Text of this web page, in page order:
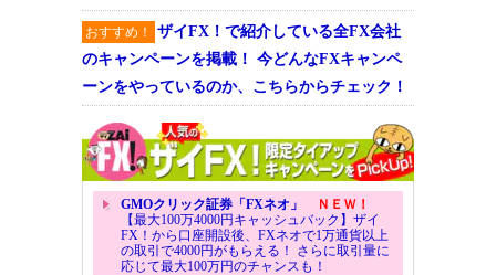
おすすめ！
ザイFX！で紹介している全FX会社
のキャンペーンを掲載！ 今どんなFXキャンペ
ーンをやっているのか、こちらからチェック！
GMOクリック証券「FXネオ」
ＮＥＷ！
【最大100万4000円キャッシュバック】ザイ
FX！から口座開設後、FXネオで1万通貨以上
の取引で4000円がもらえる！ さらに取引量に
応じて最大100万円のチャンスも！